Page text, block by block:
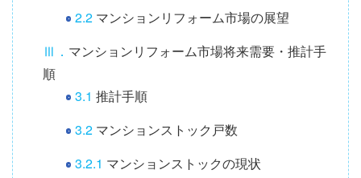
2.2マンションリフォーム市場の展望
Ⅲ． マンションリフォーム市場将来需要・推計手
順
3.1 推計手順
3.2マンションストック戸数
3.2.1 マンションストックの現状